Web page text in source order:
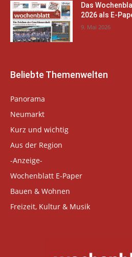
Das
2026 als E-
9. Mai 2026
Beliebte Themenwelten
Panorama
Neumarkt
Kurz und wichtig
Aus der Region
-Anzeige-
Wochenblatt E-Paper
Bauen & Wohnen
Freizeit, Kultur & Musik